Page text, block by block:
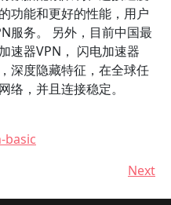
功能和更好的性能，用户
服务。 另外，目前中国最
速器VPN， 闪电加速器
深度隐藏特征，在全球任
络，并且连接稳定。
basic
Next